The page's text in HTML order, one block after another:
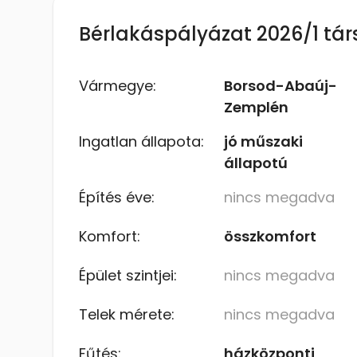
Bérlakáspályázat 2026/1
Vármegye:
Borsod-Abaúj-
Zemplén
Ingatlan állapota:
jó műszaki
állapotú
Építés éve:
nincs megadva
Komfort:
összkomfort
Épület szintjei:
nincs megadva
Telek mérete:
nincs megadva